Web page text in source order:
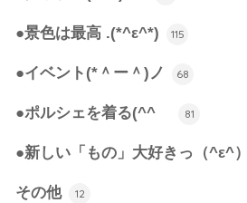
●景色は最高 .(*^ε^*) 115
●イベント(*＾ー＾)ノ 68
●ポルシェを着る(^^ゞ 81
●新しい「もの」大好きっ（^ε^）
その他 12